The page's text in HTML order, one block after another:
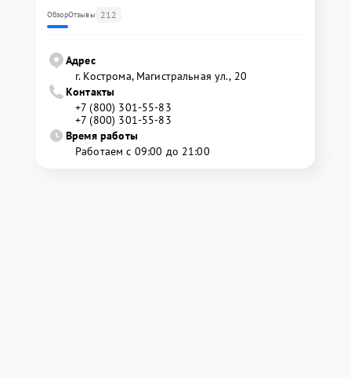
ОбзорОтзывы 212
Адрес
г. Кострома, Магистральная ул., 20
Контакты
+7 (800) 301-55-83
+7 (800) 301-55-83
Время работы
Работаем с 09:00 до 21:00